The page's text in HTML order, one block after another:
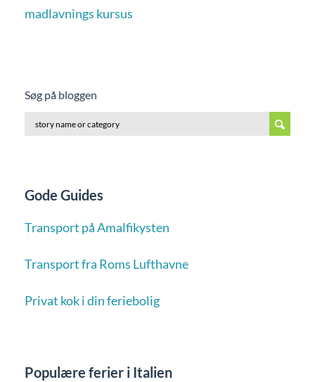
madlavnings kursus
Søg på bloggen
Gode Guides
Transport på Amalfikysten
Transport fra Roms Lufthavne
Privat kok i din feriebolig
Populære ferier i Italien